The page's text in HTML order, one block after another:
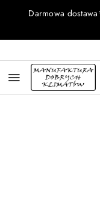
Przejdź do
Przejdź do
Przejdź do
Przejdź do
Przejdź do
Przejdź do
Darmowa